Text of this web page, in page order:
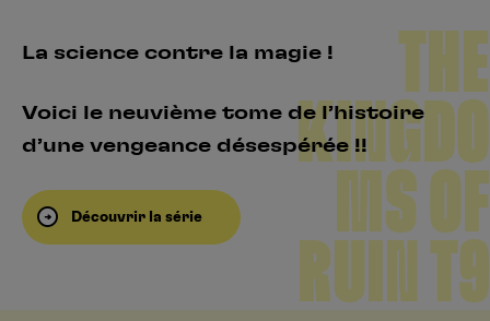
La science contre la magie !
Voici le neuvième tome de l’histoire
d’une vengeance désespérée !!
Découvrir la série
THE
KINGDO
MS OF
RUIN T9